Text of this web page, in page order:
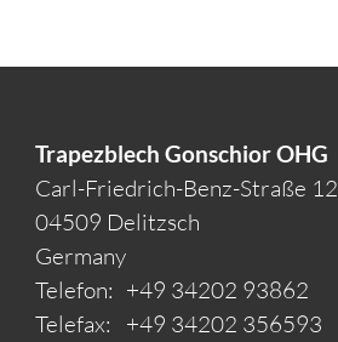
Trapezblech Gonschior OHG
Carl-Friedrich-Benz-Straße 12
04509 Delitzsch
Germany
Telefon: +49 34202 93862
Telefax:
+49 34202 356593